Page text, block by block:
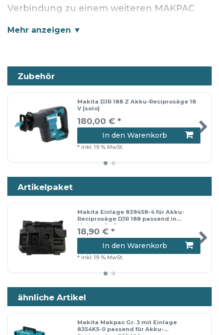
Verbindung zu einem weiteren MAKPAC
Tragegriff kann der MAKPAC angenehm
Tiefenziehteil 8394584 passend für Akku-
Reciprosäge DJR188.
Lieferumfang
Einlage
Makpac Gr. 3
📦 Versandhinweis: Die Lieferung erfolgt
entweder im Originalkarton oder in
einem neutralen Versandkarton.
Zubehör
Makita DJR 188 Z Akku-Reciprosäge 18
V [solo]
180,00 € *
In den Warenkorb
* inkl. 19 % MwSt.
Artikelpaket
Makita Einlage 839458-4 für Akku-
Reciprosäge DJR 188 passend in
Makpac Gr. 3
18,90 € *
In den Warenkorb
* inkl. 19 % MwSt.
ähnliche Artikel
Makita Makpac Gr. 3 mit Einlage
8354K5-0 passend für Akku-